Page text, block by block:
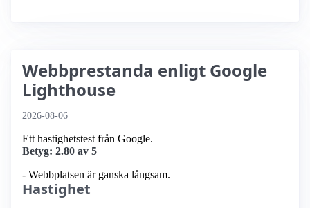
Webbprestanda enligt Google
Lighthouse
2026-08-06
Ett hastighetstest från Google.
Betyg: 2.80 av 5
- Webbplatsen är ganska långsam.
Hastighet